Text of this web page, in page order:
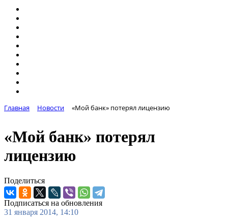
Главная Новости «Мой банк» потерял лицензию
«Мой банк» потерял
лицензию
Поделиться
Подписаться на обновления
31 января 2014, 14:10